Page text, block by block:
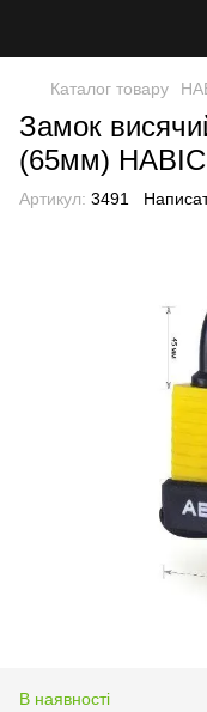
Каталог товару
Замок
(65мм)
Артикул: 3491
В наявності